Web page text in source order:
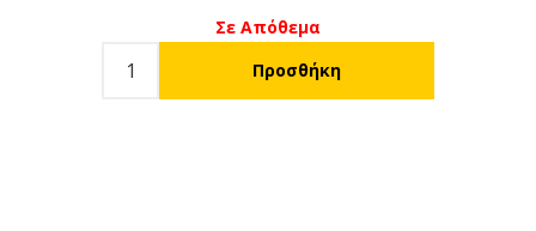
Σε Απόθεμα